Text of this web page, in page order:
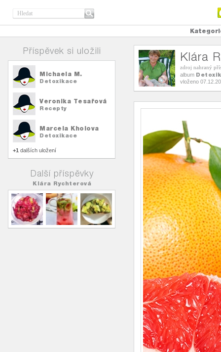
Příspěvek si uložili
Michaela M.
Detoxikace
Veronika Tesařová
Recepty
Marcela Kholova
Detoxikace
+1 dalších uložení
Další příspěvky
Klára Rychterová
Klára
zdroj nahraný
album
vloženo